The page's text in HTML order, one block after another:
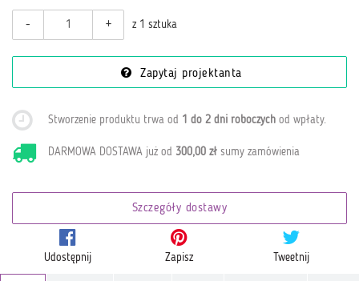
- + z 1 sztuka
Zapytaj projektanta
Stworzenie produktu trwa od 1 do 2 dni roboczych od wpłaty.
DARMOWA DOSTAWA już od300,00 zł sumy zamówienia
Szczegóły dostawy
Udostępnij Zapisz Tweetnij